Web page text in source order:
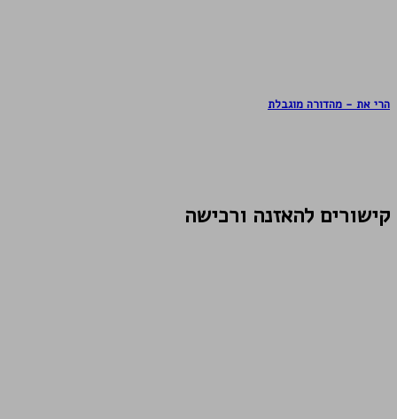
הרי את - מהדורה מוגבלת
קישורים להאזנה ורכישה